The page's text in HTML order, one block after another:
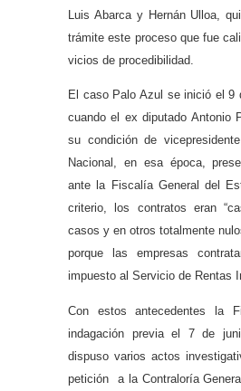
Luis Abarca y Hernán Ulloa,
trámite este proceso que fue
vicios de procedibilidad.
El caso Palo Azul se inició el 9
cuando el ex diputado Antonio
su condición de
Nacional, en esa época,
ante la Fiscalía General del
criterio, los contratos eran
casos y en otros totalmente
porque las empresas
impuesto al Servicio de Rentas
Con estos antecedentes la
indagación previa el 7 de
dispuso varios actos
petición a la Contraloría